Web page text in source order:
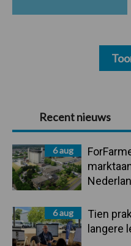
Primaire
Sidebar
Recent nieuws
6 aug
6 aug
Tien
langere